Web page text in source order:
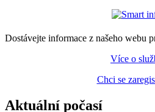
Dostávejte informace z našeho webu
Více o
Chci se
Aktuální počasí